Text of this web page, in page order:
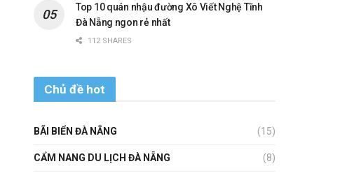
Top 10 quán nhậu đường Xô Viết Nghệ Tĩnh
Đà Nẵng ngon rẻ nhất
112 SHARES
Chủ đề hot
BÃI BIỂN ĐÀ NẴNG (15)
CẨM NANG DU LỊCH ĐÀ NẴNG (8)